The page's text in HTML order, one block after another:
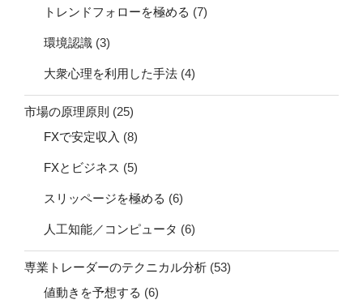
トレンドフォローを極める (7)
環境認識 (3)
大衆心理を利用した手法 (4)
市場の原理原則 (25)
FXで安定収入 (8)
FXとビジネス (5)
スリッページを極める (6)
人工知能／コンピュータ (6)
専業トレーダーのテクニカル分析 (53)
値動きを予想する (6)